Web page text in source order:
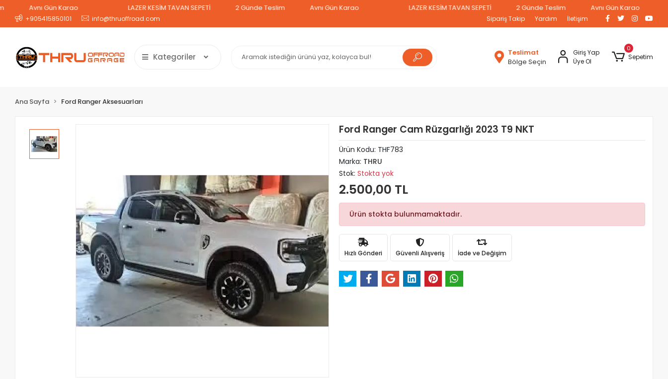
Aynı Gün Kargo LAZER KESİM TAVAN SEPETİ 2 Günde Teslim Aynı Gün Kargo LAZER KESİM TAVAN SEPETİ 2 Günde Teslim Aynı Gün Kargo
+905415850101 info@thruoffroad.com Sipariş Takip Yardım İletişim
Kategoriler
Teslimat
Bölge Seçin
Giriş Yap
Üye Ol
0
Sepetim
Ana Sayfa Ford Ranger Aksesuarları
Ford Ranger Cam Rüzgarlığı 2023 T9 NKT
Ürün Kodu: THF783
Marka: THRU
Stok: Stokta yok
2.500,00 TL
Ürün stokta bulunmamaktadır.
Hızlı Gönderi Güvenli Alışveriş İade ve Değişim